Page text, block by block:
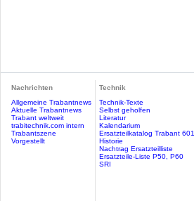
Nachrichten
Allgemeine Trabantnews
Aktuelle Trabantnews
Trabant weltweit
trabitechnik.com intern
Trabantszene
Vorgestellt
Technik
Technik-Texte
Selbst geholfen
Literatur
Kalendarium
Ersatzteilkatalog Trabant 601
Historie
Nachtrag Ersatzteilliste
Ersatzteile-Liste P50, P60
SRI